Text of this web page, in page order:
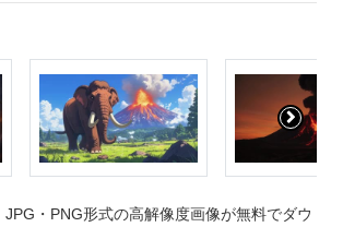
・PNG形式の高解像度画像が無料でダウ